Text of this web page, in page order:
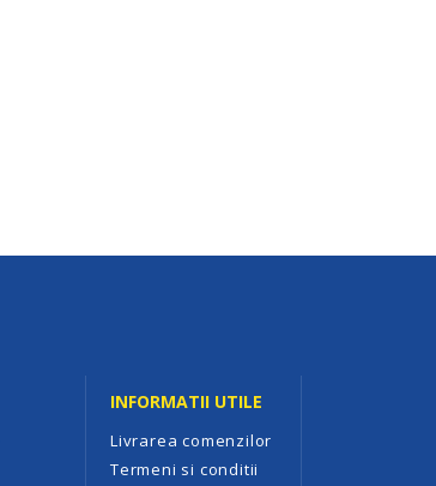
INFORMATII UTILE
Livrarea comenzilor
Termeni si conditii